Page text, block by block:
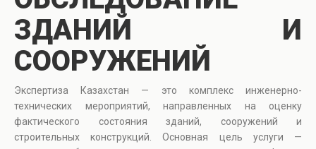
ЗДАНИЙ И
СООРУЖЕНИЙ
Экспертиза Казахстан — это комплекс инженерно-
технических мероприятий, направленных на оценку
фактического состояния зданий, сооружений и
строительных конструкций. Основная цель услуги —